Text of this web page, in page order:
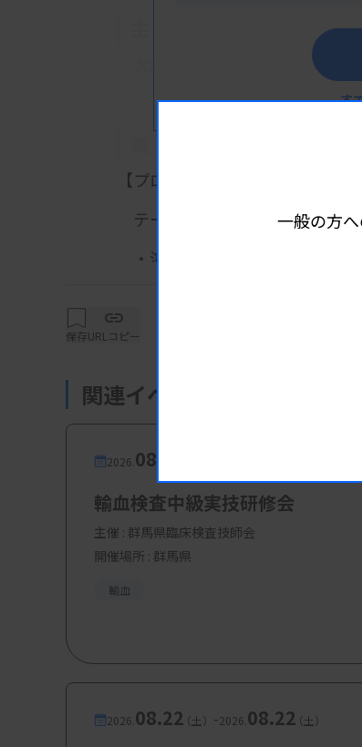
【プログラム】
テーマ 臍帯血バンクについて
・演題：臍帯血バンク現状と課
松山宣樹氏（近畿ブロック
・参加費：会員：500円、非会
・定 員：50名
す
保存URLコピー
関連イベント・研修会
2026. 08.16
輸血検査中級実技研修会
主催 : 群馬県臨床検査技師会
開催場所 : 群馬県
輸血
2026. 08.22（土） -2026. 08.22（土）
一般の方